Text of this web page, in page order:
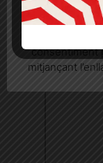
Quan l’usuari
seu
consentiment
mitjançant